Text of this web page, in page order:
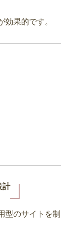
果的です。
計
型のサイトを制